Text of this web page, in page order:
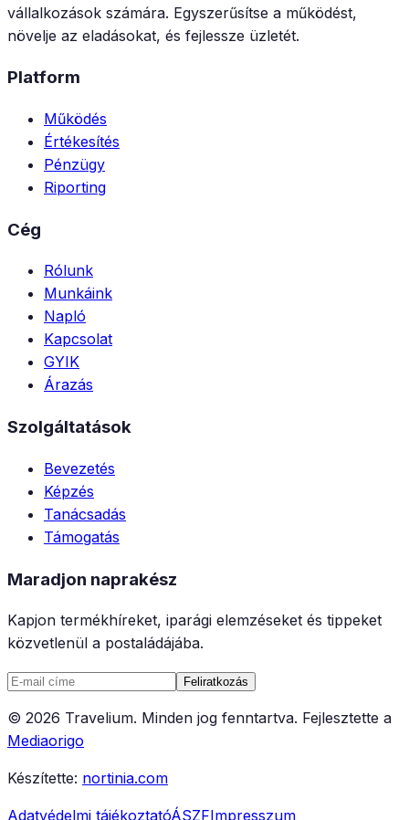
vállalkozások számára. Egyszerűsítse a működést,
növelje az eladásokat, és fejlessze üzletét.
Platform
Működés
Értékesítés
Pénzügy
Riporting
Cég
Rólunk
Munkáink
Napló
Kapcsolat
GYIK
Árazás
Szolgáltatások
Bevezetés
Képzés
Tanácsadás
Támogatás
Maradjon naprakész
Kapjon termékhíreket, iparági elemzéseket és tippeket
közvetlenül a postaládájába.
Feliratkozás
© 2026 Travelium. Minden jog fenntartva. Fejlesztette a
Mediaorigo
Készítette: nortinia.com
Adatvédelmi tájékoztatóÁSZFImpresszum